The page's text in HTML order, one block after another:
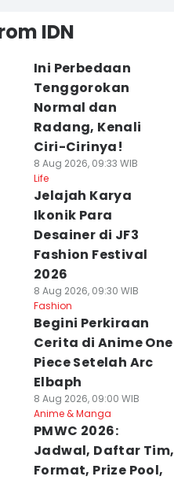
IDN
Ini Perbedaan
Tenggorokan
Normal dan
Radang, Kenali
Ciri-Cirinya!
8 Aug 2026, 09:33 WIB
Life
Jelajah Karya
Ikonik Para
Desainer di JF3
Fashion Festival
2026
8 Aug 2026, 09:30 WIB
Fashion
Begini Perkiraan
Cerita di Anime One
Piece Setelah Arc
Elbaph
8 Aug 2026, 09:00 WIB
Anime & Manga
PMWC 2026:
Jadwal, Daftar Tim,
Format, Prize Pool,